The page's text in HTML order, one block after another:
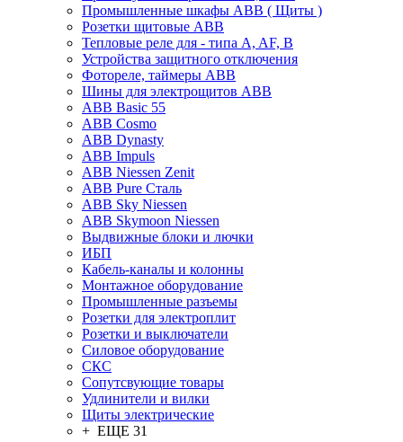
Промышленные шкафы ABB ( Щиты )
Розетки щитовые ABB
Тепловые реле для - типа A, AF, B
Устройства защитного отключения
Фотореле, таймеры ABB
Шины для электрощитов АВВ
ABB Basic 55
ABB Cosmo
ABB Dynasty
ABB Impuls
ABB Niessen Zenit
ABB Pure Сталь
ABB Sky Niessen
ABB Skymoon Niessen
Выдвижные блоки и лючки
ИБП
Кабель-каналы и колонны
Монтажное оборудование
Промышленные разъемы
Розетки для электроплит
Розетки и выключатели
Силовое оборудование
СКС
Сопутсвующие товары
Удлинители и вилки
Щиты электрические
+ ЕЩЕ 31